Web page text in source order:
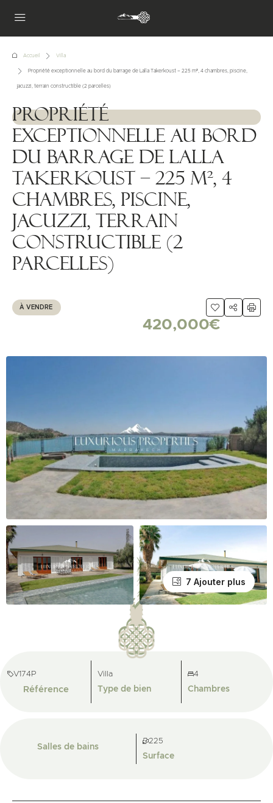
Accueil Villa
Propriété exceptionnelle au bord du barrage de Lalla Takerkoust – 225 m², 4 chambres, piscine,
jacuzzi, terrain constructible (2 parcelles)
Propriété
exceptionnelle au bord
du barrage de Lalla
Takerkoust – 225 m², 4
chambres, piscine,
jacuzzi, terrain
constructible (2
parcelles)
À VENDRE
420,000€
7 Ajouter plus
V174P
Référence
Villa
Type de bien
4
Chambres
Salles de bains
225
Surface